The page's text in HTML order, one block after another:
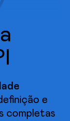
e
completas